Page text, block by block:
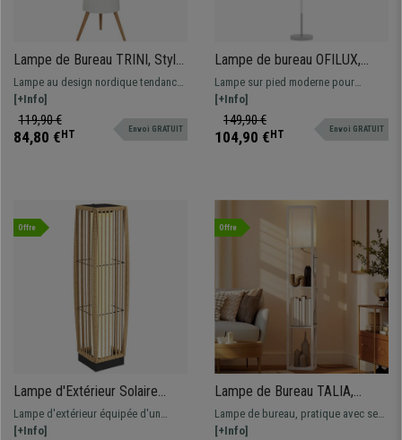
Lampe de Bureau TRINI, Style
Scandinave, En Bois, Abat-jour
En Tissu, Hauteur 153 cm,
Blanc
Lampe au design nordique tendance,
alliant fonctionnalité et chaleur. Il
éclaire, range et décore à parts
égales.
[+Info]
119,90 €
84,80 € HT Envoi GRATUIT
Lampe de bureau OFILUX,
Design Vertical, LED à
intensité variable, Avec
télécommande, Couleur Argent
Lampe sur pied moderne pour
bureau avec éclairage. Températures
de couleur réglables à l'aide d'une
télécommande magnétique
[+Info]
149,90 €
104,90 € HT Envoi GRATUIT
Offre
Lampe d'Extérieur Solaire
LUMIO, Lumière Chaude 3500
K,En Rotin Synthétique, Marron
Lampe d'extérieur équipée d'un
panneau solaire intégré, au design
[+Info]
Offre
Lampe de Bureau TALIA,
Dimensions 26x26x160 cm,
avec Étagères, en Bois, Blanc
Lampe de bureau, pratique avec ses
étagères, disponibles en divers
[+Info]